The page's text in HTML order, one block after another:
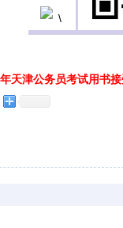
天津公务员考试用书